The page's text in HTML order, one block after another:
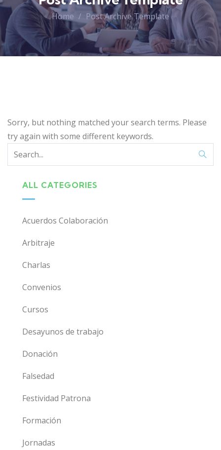
Home Post Archive Template
Sorry, but nothing matched your search terms. Please
try again with some different keywords.
ALL CATEGORIES
Acuerdos Colaboración
Arbitraje
Charlas
Convenios
Cursos
Desayunos de trabajo
Donación
Falsedad
Festividad Patrona
Formación
Jornadas